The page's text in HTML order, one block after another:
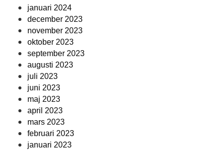
januari 2024
december 2023
november 2023
oktober 2023
september 2023
augusti 2023
juli 2023
juni 2023
maj 2023
april 2023
mars 2023
februari 2023
januari 2023